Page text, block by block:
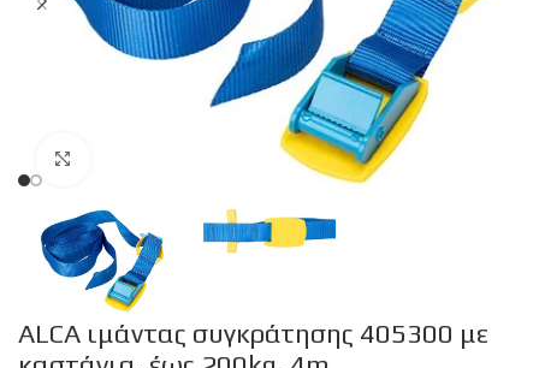
ALCA ιμάντας συγκράτησης 405300 με